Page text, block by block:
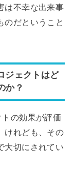
は不幸な出来事
のだということ
ジェクトはど
か？
の効果が評価
けれども、その
大切にされてい